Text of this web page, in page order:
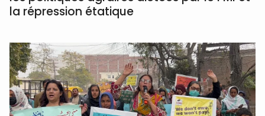
la répression étatique